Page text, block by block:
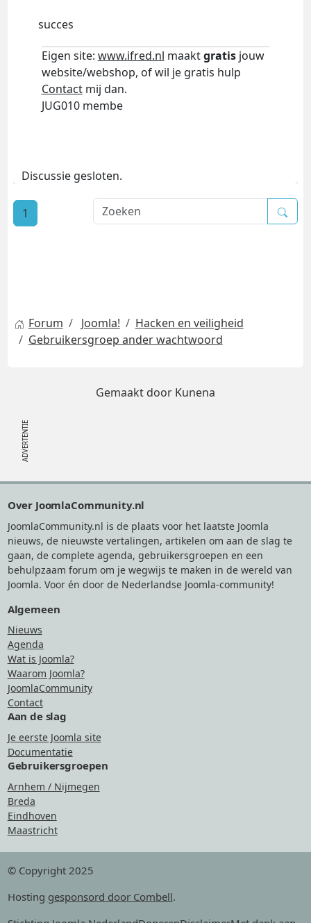
succes
Eigen site: www.ifred.nl maaktgratisjouw
website/webshop, of wil je gratis hulp
Contactmij dan.
JUG010 membe
Discussie gesloten.
1
Forum Joomla!
Hacken en veiligheid
Gebruikersgroep ander wachtwoord
Gemaakt door Kunena
Over JoomlaCommunity.nl
JoomlaCommunity.nl is de plaats voor het laatste Joomla
nieuws, de nieuwste vertalingen, artikelen om aan de slag te
gaan, de complete agenda, gebruikersgroepen en een
behulpzaam forum om je wegwijs te maken in de wereld van
Joomla. Voor én door de Nederlandse Joomla-community!
Algemeen
Nieuws
Agenda
Wat is Joomla?
Waarom Joomla?
JoomlaCommunity
Contact
Aan de slag
Je eerste Joomla site
Documentatie
Gebruikersgroepen
Arnhem / Nijmegen
Breda
Eindhoven
Maastricht
© Copyright 2025
Hosting gesponsord door Combell.